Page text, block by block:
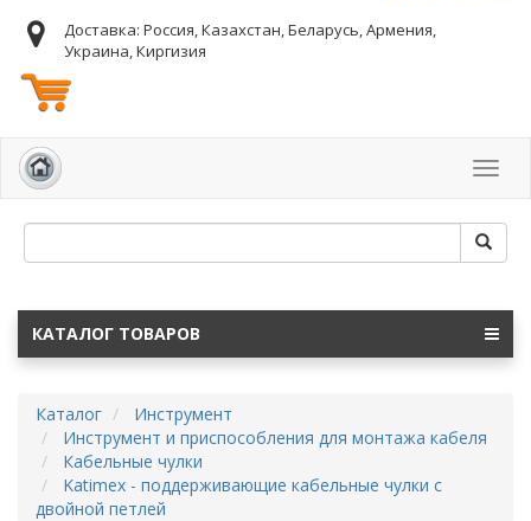
Доставка: Россия, Казахстан, Беларусь, Армения,
Украина, Киргизия
КАТАЛОГ ТОВАРОВ
Каталог
Инструмент
Инструмент и приспособления для монтажа кабеля
Кабельные чулки
Katimex - поддерживающие кабельные чулки с
двойной петлей